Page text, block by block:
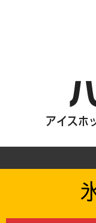
アイスホ